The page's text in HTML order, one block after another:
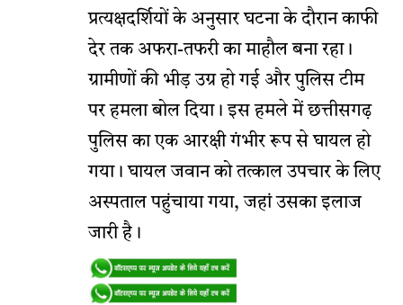
प्रत्यक्षदर्शियों के अनुसार घटना के दौरान काफी
देर तक अफरा-तफरी का माहौल बना रहा।
ग्रामीणों की भीड़ उग्र हो गई और पुलिस टीम
पर हमला बोल दिया। इस हमले में छत्तीसगढ़
पुलिस का एक आरक्षी गंभीर रूप से घायल हो
गया। घायल जवान को तत्काल उपचार के लिए
अस्पताल पहुंचाया गया, जहां उसका इलाज
जारी है।